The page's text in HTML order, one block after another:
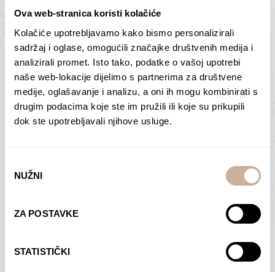
Ova web-stranica koristi kolačiće
Kolačiće upotrebljavamo kako bismo personalizirali
sadržaj i oglase, omogućili značajke društvenih medija i
analizirali promet. Isto tako, podatke o vašoj upotrebi
naše web-lokacije dijelimo s partnerima za društvene
medije, oglašavanje i analizu, a oni ih mogu kombinirati s
drugim podacima koje ste im pružili ili koje su prikupili
dok ste upotrebljavali njihove usluge.
pristanka
NUŽNI
ZA POSTAVKE
STATISTIČKI
Butan – ljudi 2
75,00€ – 138,00€Raspon
cijena:
od
75,00 €
138,00 €
ODABERI OPCIJE
Antarktika – krajolik
2
75,00€ – 138,00€Raspon
cijena:
od
ODABERI OPCIJE
Dolac
ODABERI OPCIJE
Moreškanti – sjena
€Raspon
od
75,00 €
ODABERI OPCIJE